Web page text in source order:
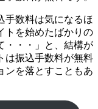
手数料は気になるほ
トを始めたばかりの
・・・」と、結構が
は振込手数料が無料
ンを落とすこともあ